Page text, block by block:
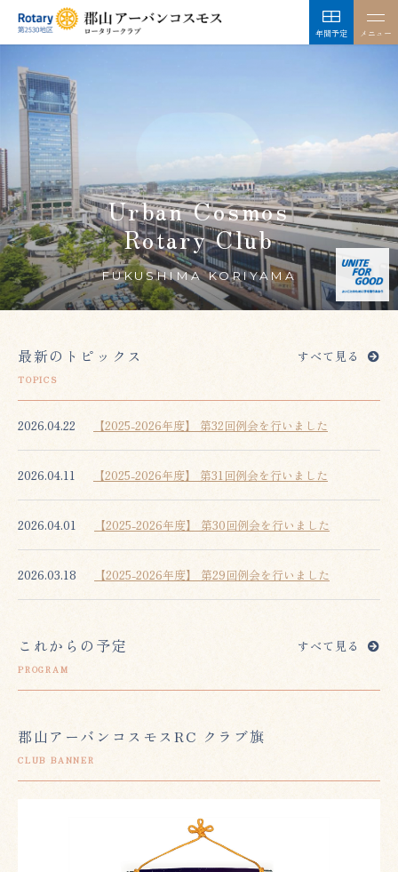
年間予定 メニュー
Urban Cosmos
Rotary Club
FUKUSHIMA KORIYAMA
最新のトピックス
TOPICS
すべて見る
2026.04.22 【2025-2026年度】 第32回例会を行いました
2026.04.11 【2025-2026年度】 第31回例会を行いました
2026.04.01 【2025-2026年度】 第30回例会を行いました
2026.03.18 【2025-2026年度】 第29回例会を行いました
これからの予定
PROGRAM
すべて見る
郡山アーバンコスモスRC クラブ旗
CLUB BANNER